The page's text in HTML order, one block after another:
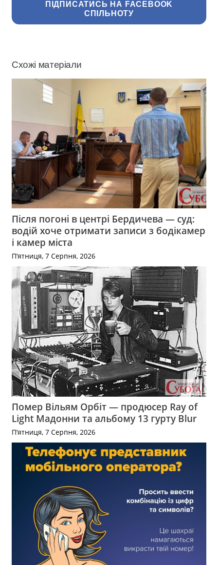
ПІДПИСАТИСЬ НА FACEBOOK
СПІЛЬНОТУ
Схожі матеріали
Після погоні в центрі Бердичева — суд:
водій хоче отримати записи з бодікамер
і камер міста
П’ятниця, 7 Серпня, 2026
Помер Вільям Орбіт — продюсер Ray of
Light Мадонни та альбому 13 гурту Blur
П’ятниця, 7 Серпня, 2026